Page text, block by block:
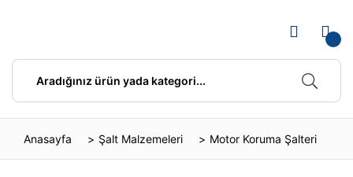
Anasayfa Şalt Malzemeleri Motor Koruma Şalteri